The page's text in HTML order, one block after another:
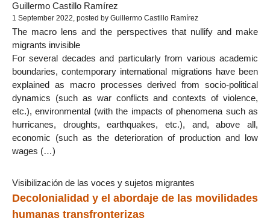
Guillermo Castillo Ramírez
1 September 2022, posted by Guillermo Castillo Ramírez
The macro lens and the perspectives that nullify and make
migrants invisible
For several decades and particularly from various academic
boundaries, contemporary international migrations have been
explained as macro processes derived from socio-political
dynamics (such as war conflicts and contexts of violence,
etc.), environmental (with the impacts of phenomena such as
hurricanes, droughts, earthquakes, etc.), and, above all,
economic (such as the deterioration of production and low
wages (…)
Visibilización de las voces y sujetos migrantes
Decolonialidad y el abordaje de las movilidades
humanas transfronterizas